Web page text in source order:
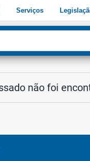
Serviços
não foi